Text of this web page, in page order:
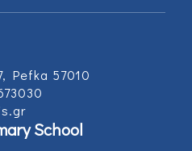
Pefka 57010
School